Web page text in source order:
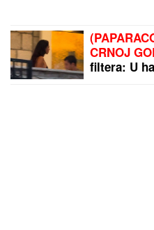
CRNOJ
filtera: U